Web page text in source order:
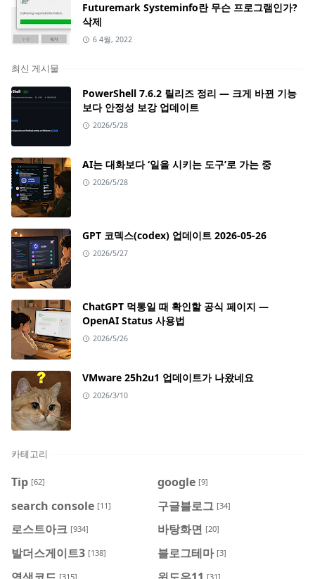
Futuremark Systeminfo란 무슨 프로그램인가?
삭제
6 4월, 2022
최신 게시물
PowerShell 7.6.2 릴리즈 정리 — 크게 바뀐 기능
보다 안정성 보강 업데이트
2026/5/28
AI는 대화보다 ‘일을 시키는 도구’로 가는 중
2026/5/28
GPT 코덱스(codex) 업데이트 2026-05-26
2026/5/27
ChatGPT 먹통일 때 확인할 공식 페이지 —
OpenAI Status 사용법
2026/5/26
VMware 25h2u1 업데이트가 나왔네요
2026/3/10
카테고리
Tip [62] google [9]
search console [11] 구글블로그 [34]
로스트아크 [934] 바탕화면 [20]
발더스게이트3 [138] 블로그테마 [3]
[315] [31]